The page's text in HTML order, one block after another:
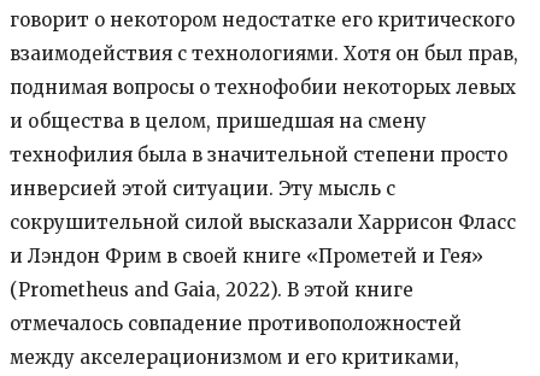
говорит о некотором недостатке его критического
взаимодействия с технологиями. Хотя он был прав,
поднимая вопросы о технофобии некоторых левых
и общества в целом, пришедшая на смену
технофилия была в значительной степени просто
инверсией этой ситуации. Эту мысль с
сокрушительной силой высказали Харрисон Фласс
и Лэндон Фрим в своей книге «Прометей и Гея»
(Prometheus and Gaia, 2022). В этой книге
отмечалось совпадение противоположностей
между акселерационизмом и его критиками,